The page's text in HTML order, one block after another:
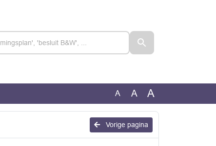
A A A
Vorige pagina